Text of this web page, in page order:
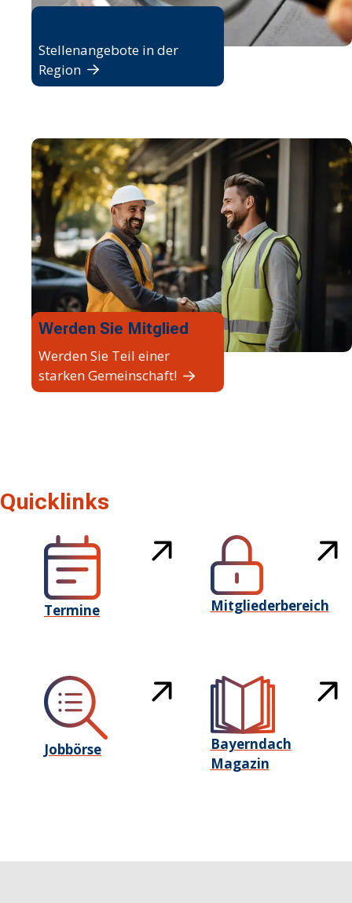
Stellenangebote in der
Region
Werden Sie Mitglied
Werden Sie Teil einer
starken Gemeinschaft!
Quicklinks
Termine Mitgliederbereich
Jobbörse
Bayerndach
Magazin